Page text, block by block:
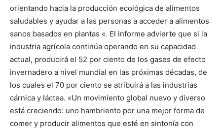
orientando hacia la producción ecológica de alimentos
saludables y ayudar a las personas a acceder a alimentos
sanos basados ​​en plantas «. El informe advierte que si la
industria agrícola continúa operando en su capacidad
actual, producirá el 52 por ciento de los gases de efecto
invernadero a nivel mundial en las próximas décadas, de
los cuales el 70 por ciento se atribuirá a las industrias
cárnica y láctea. «Un movimiento global nuevo y diverso
está creciendo: uno hambriento por una mejor forma de
comer y producir alimentos que esté en sintonía con